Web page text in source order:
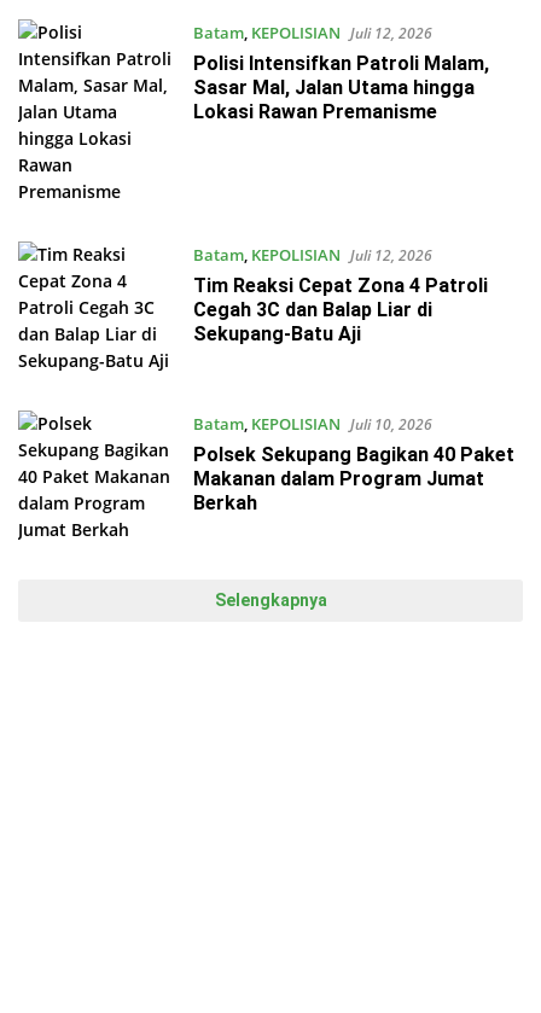
Batam, KEPOLISIAN Juli 12, 2026
Polisi Intensifkan Patroli Malam,
Sasar Mal, Jalan Utama hingga
Lokasi Rawan Premanisme
Batam, KEPOLISIAN Juli 12, 2026
Tim Reaksi Cepat Zona 4 Patroli
Cegah 3C dan Balap Liar di
Sekupang-Batu Aji
Batam, KEPOLISIAN Juli 10, 2026
Polsek Sekupang Bagikan 40 Paket
Makanan dalam Program Jumat
Berkah
Selengkapnya